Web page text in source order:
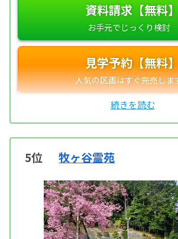
資料請求【無料】
見学予約【無料】
5位 牧ヶ谷霊苑